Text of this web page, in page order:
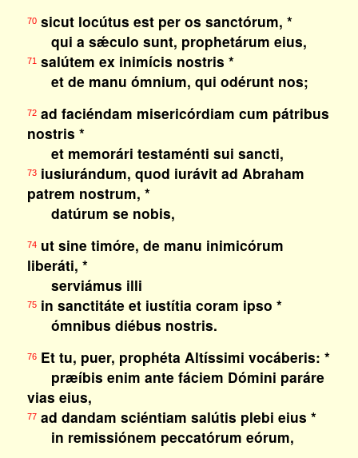
70sicut locútus est per os sanctórum, *
qui a sǽculo sunt, prophetárum eius,
71salútem ex inimícis nostris *
et de manu ómnium, qui odérunt nos;
72ad faciéndam misericórdiam cum pátribus
nostris *
et memorári testaménti sui sancti,
73iusiurándum, quod iurávit ad Abraham
patrem nostrum, *
datúrum se nobis,
74ut sine timóre, de manu inimicórum
liberáti, *
serviámus illi
75in sanctitáte et iustítia coram ipso *
ómnibus diébus nostris.
76Et tu, puer, prophéta Altíssimi vocáberis: *
præíbis enim ante fáciem Dómini paráre
vias eius,
77ad dandam sciéntiam salútis plebi eius *
in remissiónem peccatórum eórum,